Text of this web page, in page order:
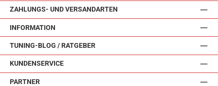
ZAHLUNGS- UND VERSANDARTEN
INFORMATION
TUNING-BLOG / RATGEBER
KUNDENSERVICE
PARTNER